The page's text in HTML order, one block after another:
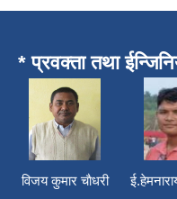
* प्रवक्ता तथा
विजय कुमार चाैधरी